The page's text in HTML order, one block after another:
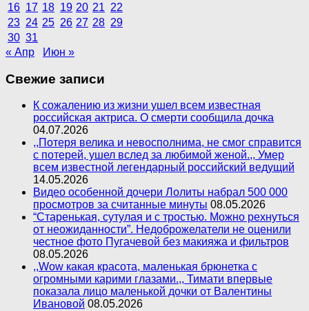
16 17 18 19 20 21 22
23 24 25 26 27 28 29
30 31
« Апр
Июн »
Свежие записи
К сожалению из жизни ушел всем известная
российская актриса. О смерти сообщила дочка
04.07.2026
,,Потеря велика и невосполнима, не смог справится
с потерей, ушел вслед за любимой женой.,, Умер
всем известной легендарный российский ведущий
14.05.2026
Видео особенной дочери Лолиты набрал 500 000
просмотров за считанные минуты 08.05.2026
“Старенькая, сутулая и с тростью. Можно рехнуться
от неожиданности”. Недоброжелатели не оценили
честное фото Пугачевой без макияжа и фильтров
08.05.2026
,,Wow какая красота, маленькая брюнетка с
огромными карими глазами.,, Тимати впервые
показала лицо маленькой дочки от Валентины
Ивановой 08.05.2026